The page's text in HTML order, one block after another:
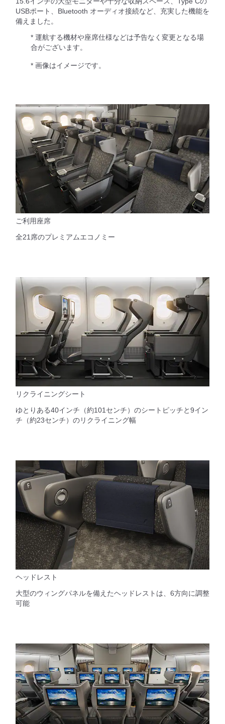
USBポート、Bluetooth オーディオ接続など、充実した機能を
備えました。
* 運航する機材や座席仕様などは予告なく変更となる場
合がございます。
* 画像はイメージです。
ご利用座席
全21席のプレミアムエコノミー
リクライニングシート
ゆとりある40インチ（約101センチ）のシートピッチと9イン
チ（約23センチ）のリクライニング幅
ヘッドレスト
大型のウィングパネルを備えたヘッドレストは、6方向に調整
可能